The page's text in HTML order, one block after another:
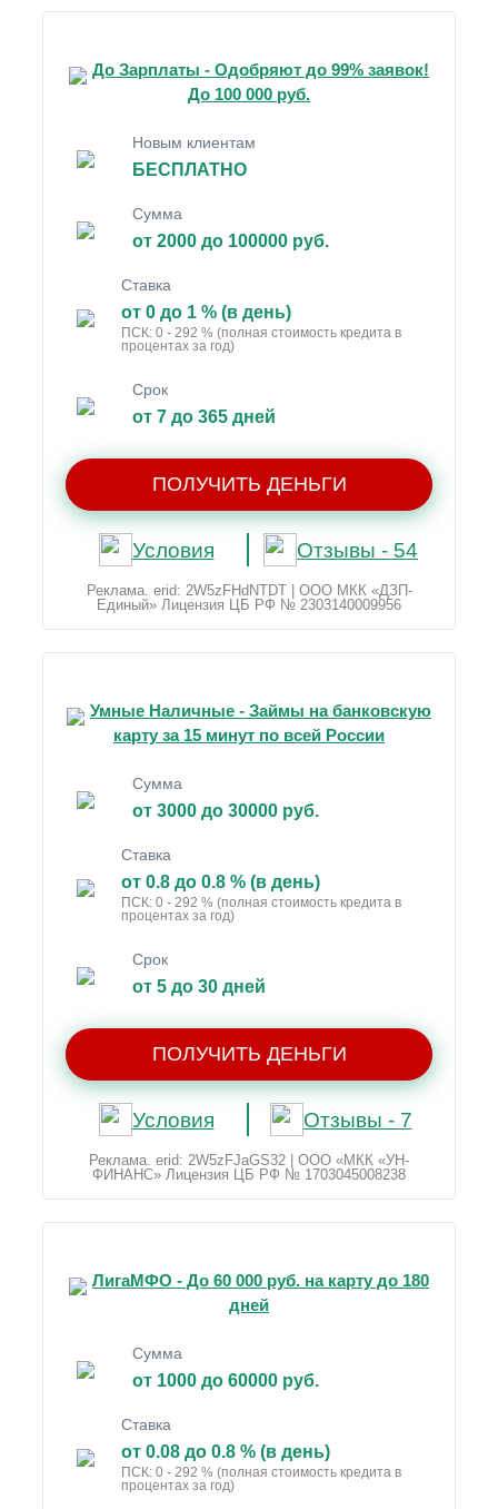
До Зарплаты - Одобряют до 99% заявок!
До 100 000 руб.
Новым клиентам
БЕСПЛАТНО
Сумма
от 2000 до 100000 руб.
Ставка
от 0 до 1 % (в день)
ПСК: 0 - 292 % (полная стоимость кредита в
процентах за год)
Срок
от 7 до 365 дней
ПОЛУЧИТЬ ДЕНЬГИ
Условия Отзывы - 54
Реклама. erid: 2W5zFHdNTDT | ООО МКК «ДЗП-
Единый» Лицензия ЦБ РФ № 2303140009956
Умные Наличные - Займы на банковскую
карту за 15 минут по всей России
Сумма
от 3000 до 30000 руб.
Ставка
от 0.8 до 0.8 % (в день)
ПСК: 0 - 292 % (полная стоимость кредита в
процентах за год)
Срок
от 5 до 30 дней
ПОЛУЧИТЬ ДЕНЬГИ
Условия Отзывы - 7
Реклама. erid: 2W5zFJaGS32 | ООО «МКК «УН-
ФИНАНС» Лицензия ЦБ РФ № 1703045008238
ЛигаМФО - До 60 000 руб. на карту до 180
дней
Сумма
от 1000 до 60000 руб.
Ставка
от 0.08 до 0.8 % (в день)
ПСК: 0 - 292 % (полная стоимость кредита в
процентах за год)